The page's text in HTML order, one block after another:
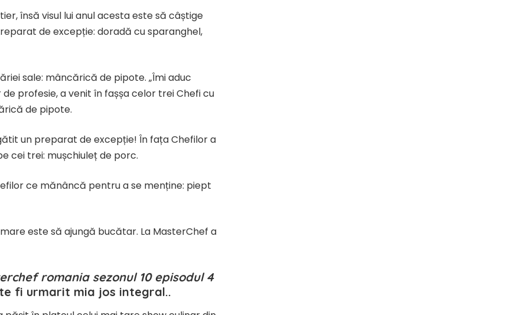
însă visul lui anul acesta este să câștige
de excepție: doradă cu sparanghel,
sale: mâncărică de pipote. „Îmi aduc
profesie, a venit în fașșa celor trei Chefi cu
de pipote.
un preparat de excepție! ​În fața Chefilor a
cei trei: mușchiuleț de porc.
ce mănâncă pentru a se menține: piept
este să ajungă bucătar. La MasterChef a
romania sezonul 10 episodul 4
fi urmarit mia jos integral..